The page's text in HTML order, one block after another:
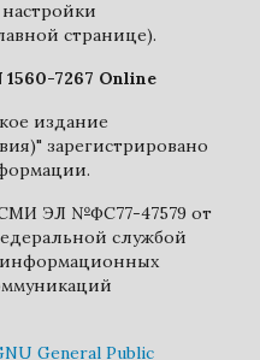
странице).
1560-7267 Online
издание
зарегистрировано
ЭЛ №ФС77-47579 от
службой
информационных
General Public